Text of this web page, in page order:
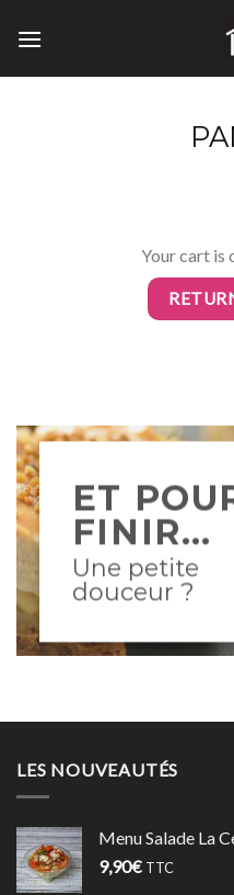
Your cart is
ET
FINIR…
Une petite
douceur ?
LES NOUVEAUTÉS
Menu Salade La
9,90€ TTC